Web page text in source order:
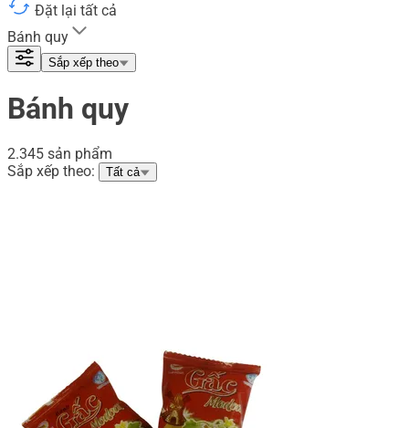
Đặt lại tất cả
Bánh quy
Sắp xếp theo
Bánh quy
2.345 sản phẩm
Sắp xếp theo:
Tất cả